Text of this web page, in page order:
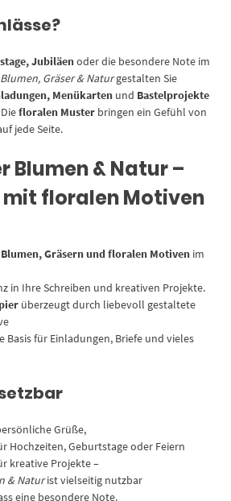
Jubiläenoder die besondere Note im
Gräser & Naturgestalten Sie
Menükarten und Bastelprojekte
floralen Muster bringen ein Gefühl von
jede Seite.
Blumen & Natur –
floralen Motiven
Gräsern und floralen Motiven im
in Ihre Schreiben und kreativen Projekte.
überzeugt durch liebevoll gestaltete
Basis für Einladungen, Briefe und vieles
Grüße,
Hochzeiten, Geburtstage oder Feiern
kreative Projekte –
& Naturist vielseitig nutzbar
eine besondere Note.